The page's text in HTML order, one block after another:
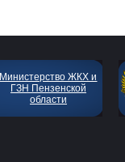
Министерство ЖКХ и
ГЗН Пензенской
области